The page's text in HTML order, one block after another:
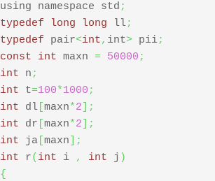
using namespace std ;
typedef
long long ll;
typedef pair<int, int> pii;
const
int maxn = 50000 ;
int n ;
int t=100*1000 ;
int dl maxn*2
;
int dr maxn*2
;
int ja maxn
;
int r( int i , int j )
{